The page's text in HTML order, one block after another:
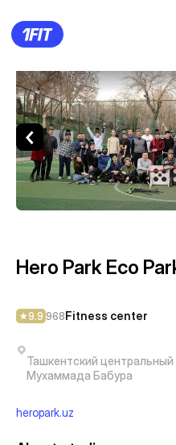
13 types of classes
Hero Park
Hero Park Eco
9.9 968Fitness center
Ташкентский
Мухаммада Бабура
heropark.uz